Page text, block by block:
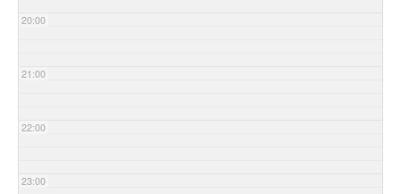
20:00
21:00
22:00
23:00